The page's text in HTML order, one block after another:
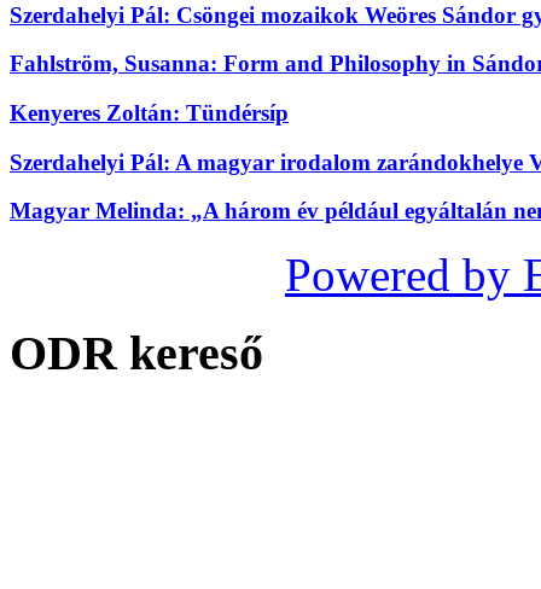
Szerdahelyi Pál: Csöngei mozaikok Weöres Sándor
Fahlström, Susanna: Form and Philosophy in
Kenyeres Zoltán: Tündérsíp
Szerdahelyi Pál: A magyar irodalom zarándokhelye
Magyar Melinda: „A három év például egyáltalán
Powered by
ODR kereső